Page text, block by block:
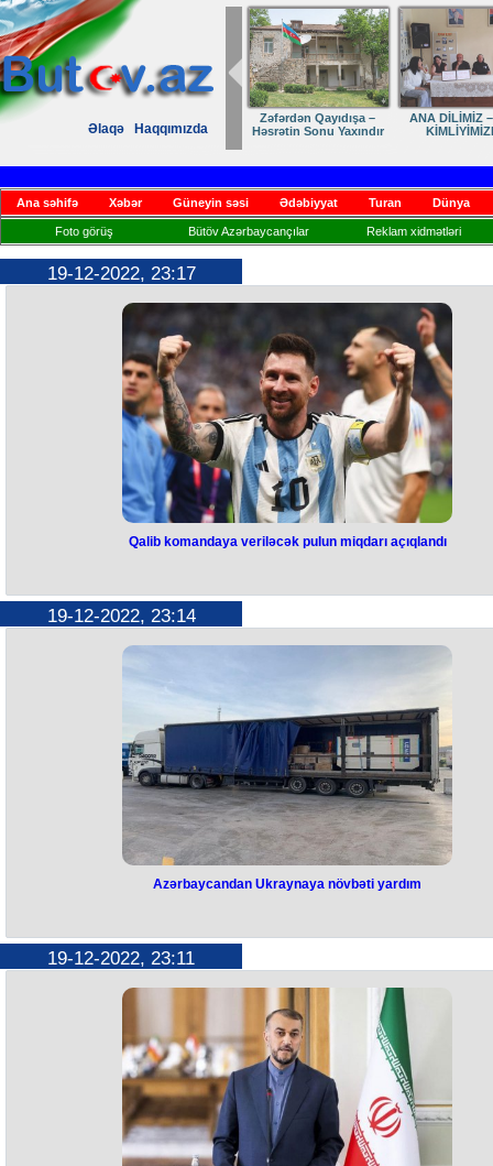
Əlaqə Haqqımızda
Zəfərdən Qayıdışa –
Həsrətin Sonu Yaxındır
ANA DİLİMİZ
Ana səhifə Xəbər Güneyin səsi Ədəbiyyat Turan Dünya
Foto görüş Bütöv Azərbaycançılar Reklam xidmətləri
19-12-2022, 23:17
miqdarı açıqlandı
mükafat veriləcək. Vəsaitin 10 milyon dolları artıq Cənubi Amerika
Konfederasiyası (CONMEBOL) tərəfindən yığma üzvlərinə təqdim
Qalan vəsaiti isə FIFA ödəyəcək. Xatırladaq ki, dünən Argentina millisi
finalda Fransanı məğlub edərək dünya çempionu olub.
Qalib komandaya veriləcək pulun miqdarı açıqlandı
19-12-2022, 23:14
yardım
salınıb. Bu barədə Ukraynanın Azərbaycandakı səfiri Vladislav
məlumat yayıb. “Azərbaycan biznesi ilə birgə təşkil edilən növbəti
humanitar yük Ukraynaya yola düşür - Xerson Onkoloji Xəstəxanası
generator avadanlığı və 600 kq tibbi yardım dəsti”, – deyə diplomat
feysbukda bildirib.
Azərbaycandan Ukraynaya növbəti yardım
19-12-2022, 23:11